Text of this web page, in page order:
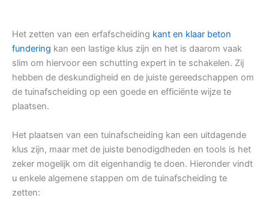
Het zetten van een erfafscheiding kant en klaar beton
fundering kan een lastige klus zijn en het is daarom vaak
slim om hiervoor een schutting expert in te schakelen. Zij
hebben de deskundigheid en de juiste gereedschappen om
de tuinafscheiding op een goede en efficiënte wijze te
plaatsen.
Het plaatsen van een tuinafscheiding kan een uitdagende
klus zijn, maar met de juiste benodigdheden en tools is het
zeker mogelijk om dit eigenhandig te doen. Hieronder vindt
u enkele algemene stappen om de tuinafscheiding te
zetten: